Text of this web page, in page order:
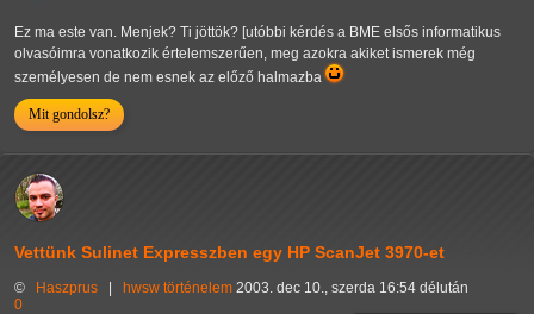
Ez ma este van. Menjek? Ti jöttök? [utóbbi kérdés a BME elsős informatikus
olvasóimra vonatkozik értelemszerűen, meg azokra akiket ismerek még
személyesen de nem esnek az előző halmazba
Mit gondolsz?
Vettünk Sulinet Expresszben egy HP ScanJet 3970-et
© Haszprus | hwsw történelem 2003. dec 10., szerda 16:54 délután
0